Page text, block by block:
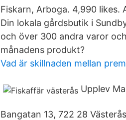
Fiskarn, Arboga. 4,990 likes.
Din lokala gårdsbutik i
och över 300 andra varor
månadens produkt?
Vad är skillnaden mellan
Upplev
Bangatan 13, 722 28